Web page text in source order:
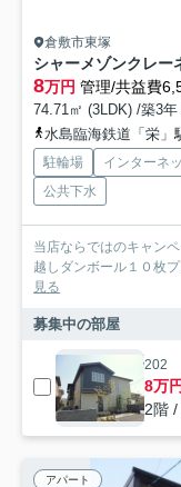
倉敷市東塚
シャーメゾンクレー
8万円 管理/共益費
74.71㎡ (3LDK) /築3年
水島臨海鉄道「栄」
駐輪場 インターネ
公共下水
当店ならではのキャン
越しダンボール１０枚
見る
募集中の部屋
202
8万
2階
アパート